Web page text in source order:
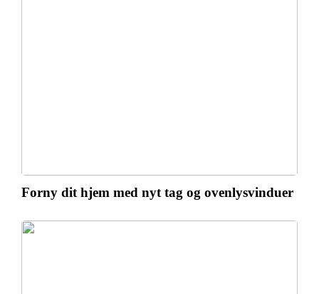
Forny dit hjem med nyt tag og ovenlysvinduer